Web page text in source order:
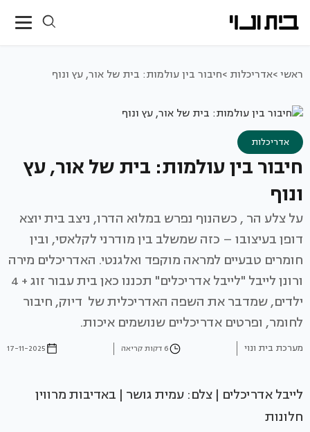
ראשי >אדריכלות >חיבור בין עולמות: בית של אור, עץ ונוף
אדריכלות
חיבור בין עולמות: בית של אור, עץ
ונוף
על צלע הר , כשהנוף נפרש במלוא הדרו, ניצב בית יוצא
דופן בעיצובו – כזה שמשלב בין מודרני לקלאסי, ובין
חומרים טבעיים למראה מוקפד ואלגנטי. האדריכלים מירה
ורונן לייבל "לייבל אדריכלים" תכננו כאן בית עבור זוג + 4
ילדים, שמדבר את השפה האדריכלית של דיוק, חיבור
לחומר, ופרטים אדריכליים שנושמים איכות.
מערכת בית ונוי 6 דקות קריאה 17-11-2025
לייבל אדריכלים | צלם: עמית גושר | באדיבות מרווין
חלונות